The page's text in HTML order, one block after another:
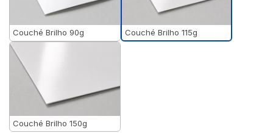
Couché Brilho 90g Couché Brilho 115g
Couché Brilho 150g